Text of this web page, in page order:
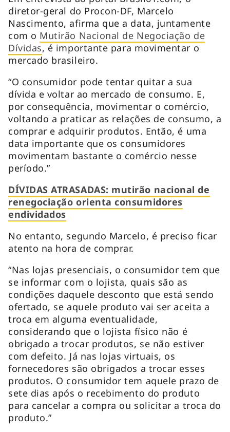
diretor-geral do Procon-DF, Marcelo
Nascimento, afirma que a data, juntamente
com o Mutirão Nacional de Negociação de
Dívidas, é importante para movimentar o
mercado brasileiro.
“O consumidor pode tentar quitar a sua
dívida e voltar ao mercado de consumo. E,
por consequência, movimentar o comércio,
voltando a praticar as relações de consumo, a
comprar e adquirir produtos. Então, é uma
data importante que os consumidores
movimentam bastante o comércio nesse
período.”
DÍVIDAS ATRASADAS: mutirão nacional de
renegociação orienta consumidores
endividados
No entanto, segundo Marcelo, é preciso ficar
atento na hora de comprar.
“Nas lojas presenciais, o consumidor tem que
se informar com o lojista, quais são as
condições daquele desconto que está sendo
ofertado, se aquele produto vai ser aceita a
troca em alguma eventualidade,
considerando que o lojista físico não é
obrigado a trocar produtos, se não estiver
com defeito. Já nas lojas virtuais, os
fornecedores são obrigados a trocar esses
produtos. O consumidor tem aquele prazo de
sete dias após o recebimento do produto
para cancelar a compra ou solicitar a troca do
produto.”